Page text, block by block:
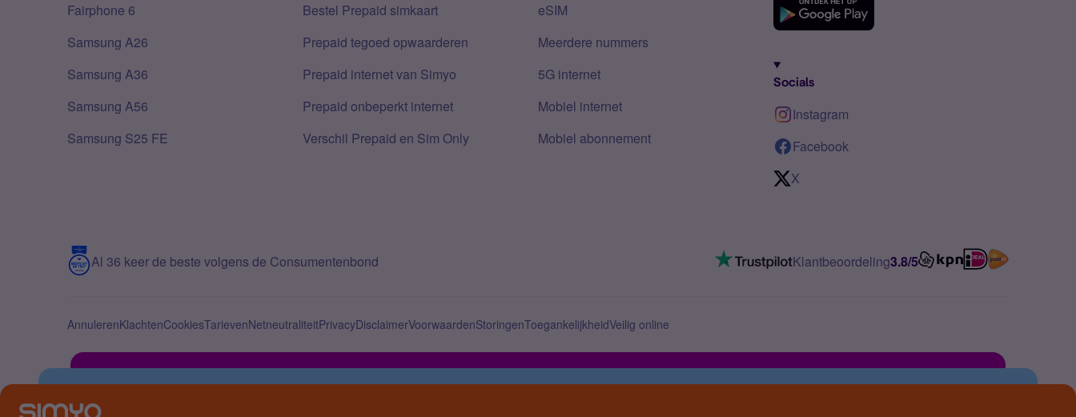
Fairphone 6
Samsung A26
Samsung A36
Samsung A56
Samsung S25 FE
Bestel Prepaid simkaart
Prepaid tegoed opwaarderen
Prepaid internet van Simyo
Prepaid onbeperkt internet
Verschil Prepaid en Sim Only
eSIM
Meerdere nummers
5G internet
Mobiel internet
Mobiel abonnement
Socials
Instagram
Facebook
X
Al 36 keer de beste volgens de Consumentenbond Klantbeoordeling3.8/5
AnnulerenKlachtenCookiesTarievenNetneutraliteitPrivacyDisclaimerVoorwaardenStoringenToegankelijkheidVeilig online